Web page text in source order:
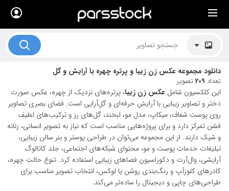
دانلود مجموعه عکس زن زیبا و پرتره چهره با آرایش و گل
تعداد 209تصویر
این کلکسیون شامل عکس زن زیبا، پرتره‌های نزدیک از چهره، عکس صورت
دختر و تصاویر زیبایی با آرایش حرفه‌ای و گل‌آرایی است. فضای بصری تصاویر
روی پوست شفاف، میکاپ، مدل مو، لبخند، گل‌های رز و ترکیب‌های لطیف
فشن تمرکز دارد و برای پروژه‌هایی مناسب است که نیاز به تصویر انسانی، زنانه
و شیک دارند. از این مجموعه می‌توان در طراحی پوستر و بنر سالن زیبایی،
تبلیغات خدمات پوست و مو، محتوای شبکه‌های اجتماعی، جلد کاتالوگ
آرایشی، وال‌آرت و دکوراسیون فضاهای زیبایی استفاده کرد. تنوع حالت چهره،
کادرهای کلوزآپ و رنگ‌بندی روشن یا لوکس، انتخاب تصویر مناسب برای
طراحی‌های چاپی و دیجیتال را ساده‌تر می‌کند.
× لیست قیمت ها
موضوعات تصاویر
دکوراسیون و فضاها
هنرمندان ایرانی
کسب درآمد از فروش تصاویر
021 28428845
تماس با ما